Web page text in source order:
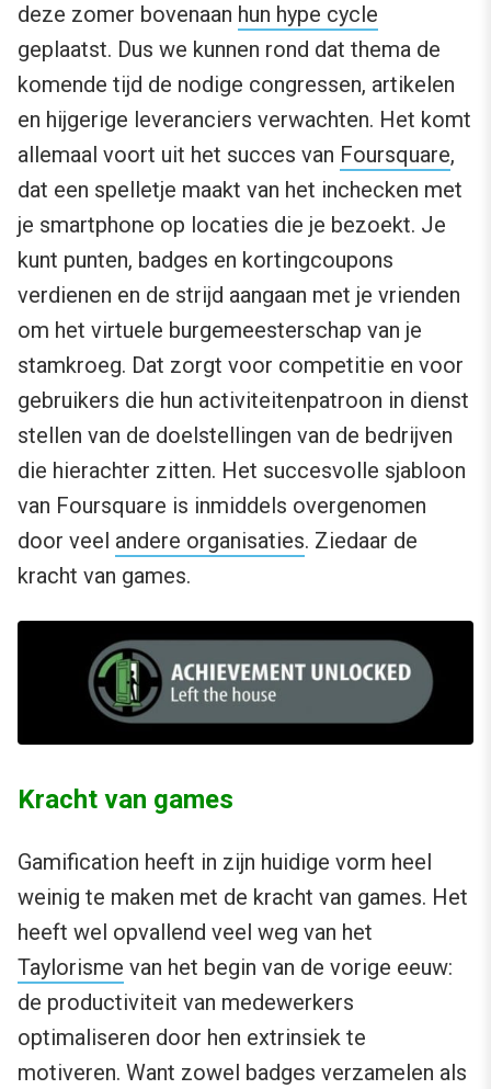
deze zomer bovenaan hun hype cycle
geplaatst. Dus we kunnen rond dat thema de
komende tijd de nodige congressen, artikelen
en hijgerige leveranciers verwachten. Het komt
allemaal voort uit het succes van Foursquare,
dat een spelletje maakt van het inchecken met
je smartphone op locaties die je bezoekt. Je
kunt punten, badges en kortingcoupons
verdienen en de strijd aangaan met je vrienden
om het virtuele burgemeesterschap van je
stamkroeg. Dat zorgt voor competitie en voor
gebruikers die hun activiteitenpatroon in dienst
stellen van de doelstellingen van de bedrijven
die hierachter zitten. Het succesvolle sjabloon
van Foursquare is inmiddels overgenomen
door veel andere organisaties. Ziedaar de
kracht van games.
Kracht van games
Gamification heeft in zijn huidige vorm heel
weinig te maken met de kracht van games. Het
heeft wel opvallend veel weg van het
Taylorisme van het begin van de vorige eeuw:
de productiviteit van medewerkers
optimaliseren door hen extrinsiek te
motiveren. Want zowel badges verzamelen als